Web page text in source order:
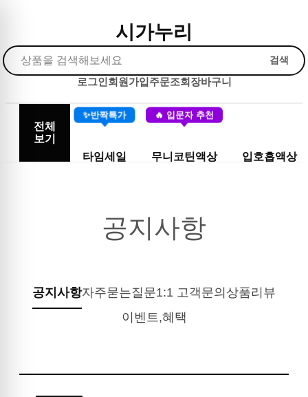
시가누리
검색
로그인회원가입주문조회장바구니
전체
보기
✨반짝특가
타임세일
🔥 입문자 추천
무니코틴액상 입호흡액상
공지사항
공지사항자주묻는질문1:1 고객문의 상품리뷰
이벤트,혜택